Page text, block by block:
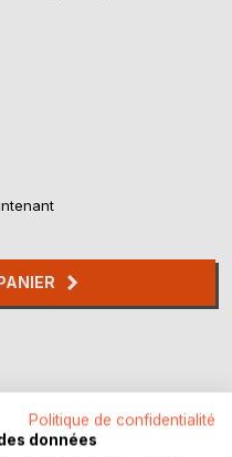
Politique de confidentialité
données